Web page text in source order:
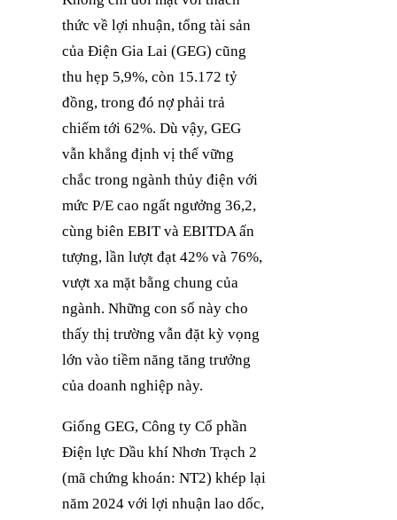
thức về lợi nhuận, tổng tài sản
của Điện Gia Lai (GEG) cũng
thu hẹp 5,9%, còn 15.172 tỷ
đồng, trong đó nợ phải trả
chiếm tới 62%. Dù vậy, GEG
vẫn khẳng định vị thế vững
chắc trong ngành thủy điện với
mức P/E cao ngất ngưởng 36,2,
cùng biên EBIT và EBITDA ấn
tượng, lần lượt đạt 42% và 76%,
vượt xa mặt bằng chung của
ngành. Những con số này cho
thấy thị trường vẫn đặt kỳ vọng
lớn vào tiềm năng tăng trưởng
của doanh nghiệp này.
Giống GEG, Công ty Cổ phần
Điện lực Dầu khí Nhơn Trạch 2
(mã chứng khoán: NT2) khép lại
năm 2024 với lợi nhuận lao dốc,